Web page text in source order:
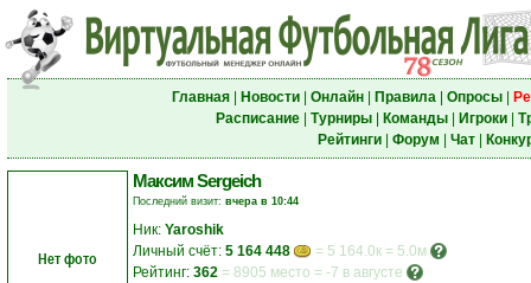
Главная| Новости| Онлайн| Правила| Опросы|
Расписание| Турниры| Команды| Игроки|
Рейтинги| Форум Чат|
Нет фото
Максим Sergeich
Последний визит: вчера в 10:44
Ник: Yaroshik
Личный счёт: 5 164 448
= 5 164.0к = 5.0м
Рейтинг: 362 = 8905 место = -7 в августе